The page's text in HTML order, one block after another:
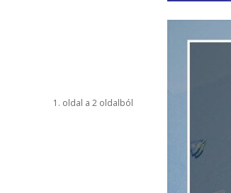
1. oldal a 2 oldalból